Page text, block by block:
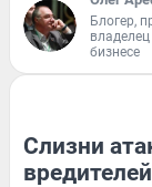
Блогер,
бизнесе
Слизни